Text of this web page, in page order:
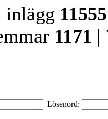
inlägg
1171 |
Lösenord: